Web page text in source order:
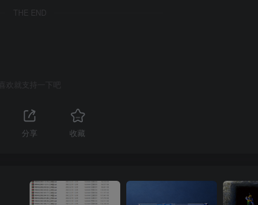
THE END
喜欢就支持一下吧
分享 收藏